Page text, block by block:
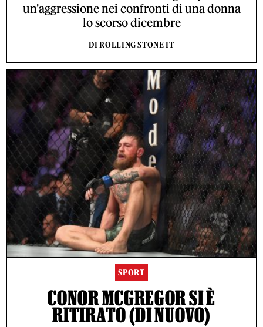
un'aggressione nei confronti di una donna
lo scorso dicembre
DI ROLLING STONE IT
SPORT
CONOR MCGREGOR SI È
RITIRATO (DI NUOVO)